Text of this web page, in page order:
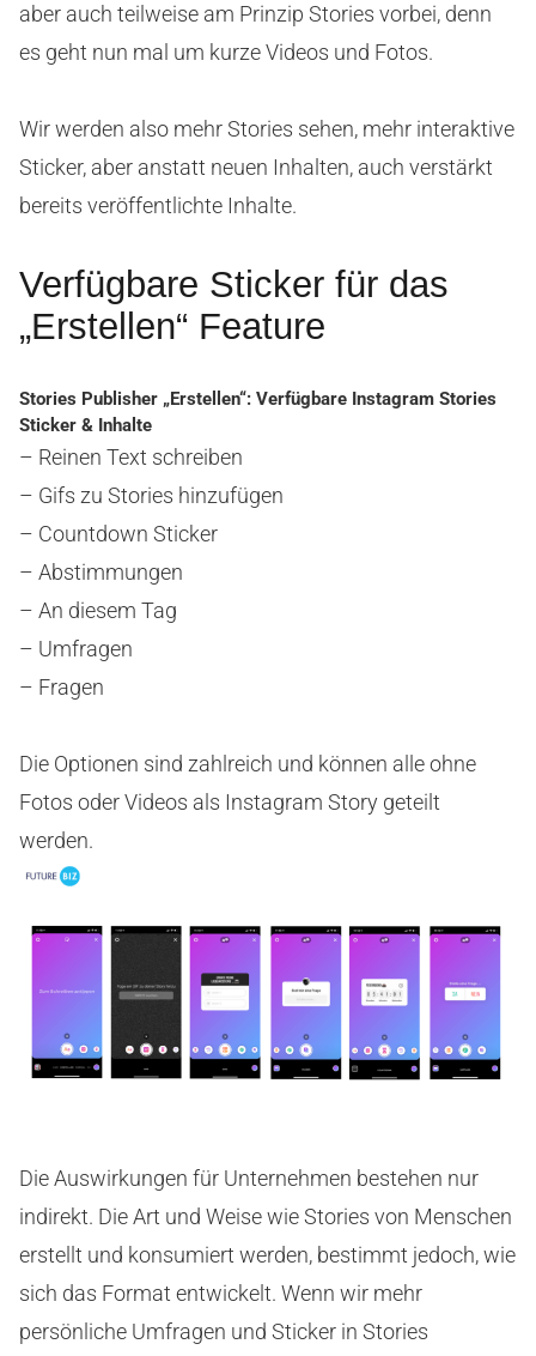
aber auch teilweise am Prinzip Stories vorbei, denn
es geht nun mal um kurze Videos und Fotos.
Wir werden also mehr Stories sehen, mehr interaktive
Sticker, aber anstatt neuen Inhalten, auch verstärkt
bereits veröffentlichte Inhalte.
Verfügbare Sticker für das
„Erstellen“ Feature
Stories Publisher „Erstellen“: Verfügbare Instagram Stories
Sticker & Inhalte
– Reinen Text schreiben
– Gifs zu Stories hinzufügen
– Countdown Sticker
– Abstimmungen
– An diesem Tag
– Umfragen
– Fragen
Die Optionen sind zahlreich und können alle ohne
Fotos oder Videos als Instagram Story geteilt
werden.
Die Auswirkungen für Unternehmen bestehen nur
indirekt. Die Art und Weise wie Stories von Menschen
erstellt und konsumiert werden, bestimmt jedoch, wie
sich das Format entwickelt. Wenn wir mehr
persönliche Umfragen und Sticker in Stories